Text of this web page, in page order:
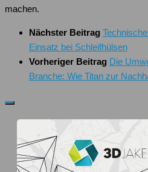
machen.
Nächster Beitrag
Einsatz bei Schleifhülsen
Vorheriger Beitrag Die
Branche: Wie Titan zur